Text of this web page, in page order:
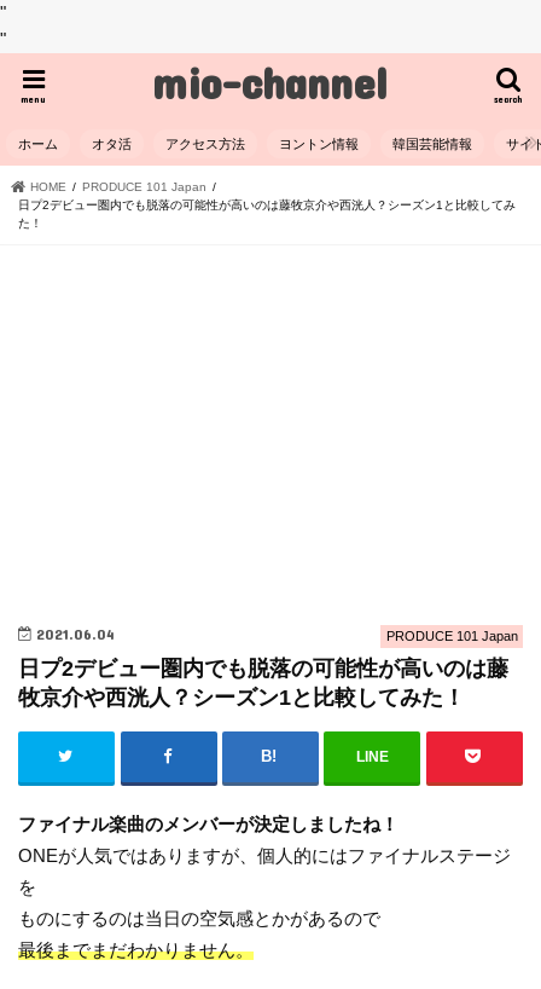
"
"
mio-channel search
menu
ホーム オタ活 アクセス方法 ヨントン情報 韓国芸能情報 サイ
HOME
PRODUCE 101 Japan
日プ2デビュー圏内でも脱落の可能性が高いのは藤牧京介や西洸人？シーズン1と比較してみ
た！
PRODUCE 101 Japan
2021.06.04
日プ2デビュー圏内でも脱落の可能性が高いのは藤
牧京介や西洸人？シーズン1と比較してみた！
LINE
ファイナル楽曲のメンバーが決定しましたね！
ONEが人気ではありますが、個人的にはファイナルステージ
を
ものにするのは当日の空気感とかがあるので
最後までまだわかりません。